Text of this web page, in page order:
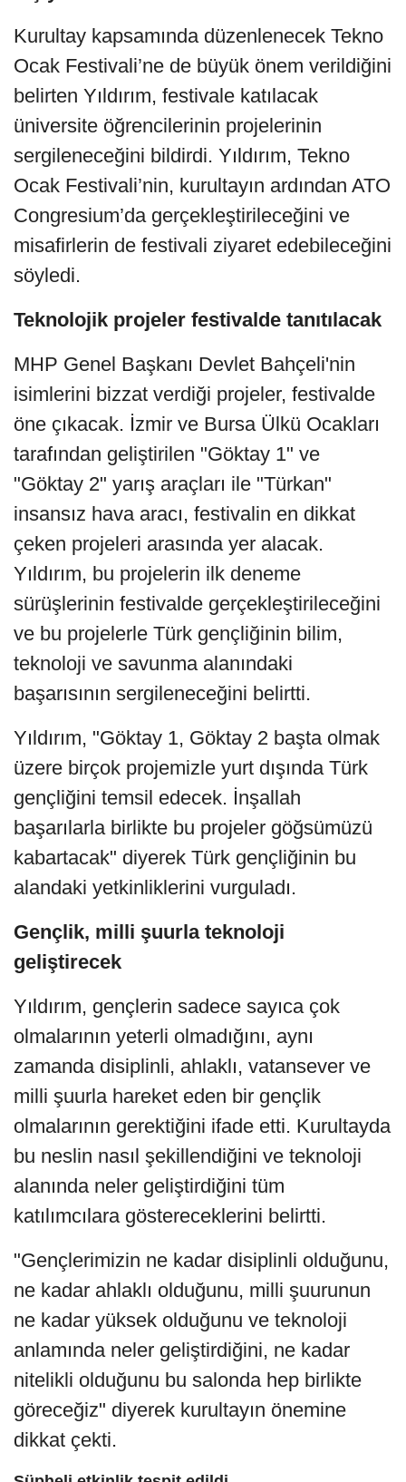
Kurultay kapsamında düzenlenecek Tekno
Ocak Festivali’ne de büyük önem verildiğini
belirten Yıldırım, festivale katılacak
üniversite öğrencilerinin projelerinin
sergileneceğini bildirdi. Yıldırım, Tekno
Ocak Festivali’nin, kurultayın ardından ATO
Congresium’da gerçekleştirileceğini ve
misafirlerin de festivali ziyaret edebileceğini
söyledi.
Teknolojik projeler festivalde tanıtılacak
MHP Genel Başkanı Devlet Bahçeli'nin
isimlerini bizzat verdiği projeler, festivalde
öne çıkacak. İzmir ve Bursa Ülkü Ocakları
tarafından geliştirilen "Göktay 1" ve
"Göktay 2" yarış araçları ile "Türkan"
insansız hava aracı, festivalin en dikkat
çeken projeleri arasında yer alacak.
Yıldırım, bu projelerin ilk deneme
sürüşlerinin festivalde gerçekleştirileceğini
ve bu projelerle Türk gençliğinin bilim,
teknoloji ve savunma alanındaki
başarısının sergileneceğini belirtti.
Yıldırım, "Göktay 1, Göktay 2 başta olmak
üzere birçok projemizle yurt dışında Türk
gençliğini temsil edecek. İnşallah
başarılarla birlikte bu projeler göğsümüzü
kabartacak" diyerek Türk gençliğinin bu
alandaki yetkinliklerini vurguladı.
Gençlik, milli şuurla teknoloji
geliştirecek
Yıldırım, gençlerin sadece sayıca çok
olmalarının yeterli olmadığını, aynı
zamanda disiplinli, ahlaklı, vatansever ve
milli şuurla hareket eden bir gençlik
olmalarının gerektiğini ifade etti. Kurultayda
bu neslin nasıl şekillendiğini ve teknoloji
alanında neler geliştirdiğini tüm
katılımcılara göstereceklerini belirtti.
"Gençlerimizin ne kadar disiplinli olduğunu,
ne kadar ahlaklı olduğunu, milli şuurunun
ne kadar yüksek olduğunu ve teknoloji
anlamında neler geliştirdiğini, ne kadar
nitelikli olduğunu bu salonda hep birlikte
göreceğiz" diyerek kurultayın önemine
dikkat çekti.